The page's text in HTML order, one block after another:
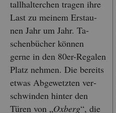
tall­hal­ter­chen tra­gen ihre
Last zu mei­nem Er­stau­
nen Jahr um Jahr. Ta­
schen­bü­cher kön­nen
gerne in den 80er-Re­ga­len
Platz neh­men. Die be­reits
etwas Ab­ge­wetz­ten ver­
schwin­den hin­ter den
Türen von „Ox­berg“, die